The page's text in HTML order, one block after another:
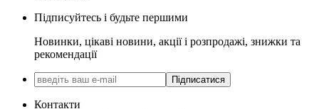
Підписуйтесь і будьте першими
Новинки, цікаві новини, акції і розпродажі, знижки та
рекомендації
Підписатися
Контакти